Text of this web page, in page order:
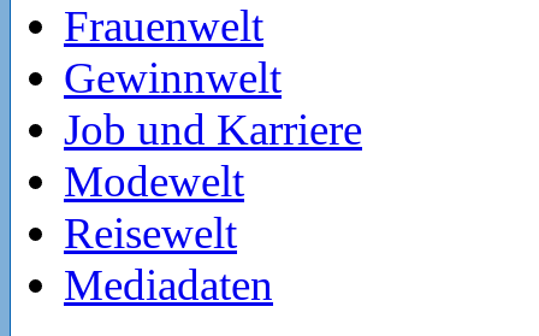
Frauenwelt
Gewinnwelt
Job und Karriere
Modewelt
Reisewelt
Mediadaten